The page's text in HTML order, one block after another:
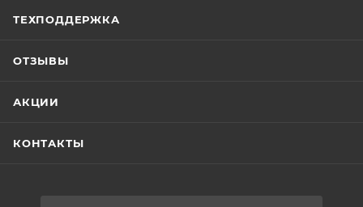
ТЕХПОДДЕРЖКА
ОТЗЫВЫ
АКЦИИ
КОНТАКТЫ